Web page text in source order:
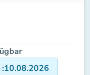
:10.08.2026